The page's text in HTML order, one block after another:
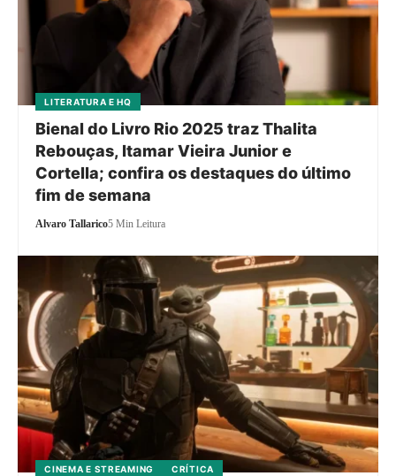
LITERATURA E HQ
Bienal do Livro Rio 2025 traz Thalita
Rebouças, Itamar Vieira Junior e
Cortella; confira os destaques do último
fim de semana
Alvaro Tallarico5 Min Leitura
CINEMA E STREAMING CRÍTICA